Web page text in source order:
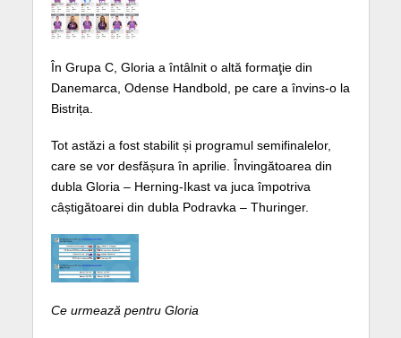
În Grupa C, Gloria a întâlnit o altă formaţie din
Danemarca, Odense Handbold, pe care a învins-o la
Bistrița.
Tot astăzi a fost stabilit și programul semifinalelor,
care se vor desfășura în aprilie. Învingătoarea din
dubla Gloria – Herning-Ikast va juca împotriva
câștigătoarei din dubla Podravka – Thuringer.
Ce urmează pentru Gloria